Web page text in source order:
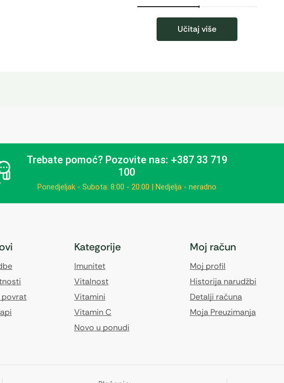
Učitaj više
Trebate pomoć?Pozovite nas: +387 33 719
100
Ponedjeljak - Subota: 8:00 - 20:00 | Nedjelja - neradno
povrat
Kategorije
Imunitet
Vitalnost
Vitamini
Vitamin C
Novo u ponudi
Moj račun
Moj profil
Historija narudžbi
Detalji računa
Moja Preuzimanja